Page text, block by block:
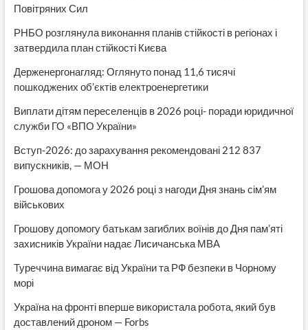
Повітряних Сил
РНБО розглянула виконання планів стійкості в регіонах і
затвердила план стійкості Києва
Держенергонагляд: Оглянуто понад 11,6 тисячі
пошкоджених об’єктів електроенергетики
Виплати дітям переселенців в 2026 році- поради юридичної
служби ГО «ВПО України»
Вступ-2026: до зарахування рекомендовані 212 837
випускників, — МОН
Грошова допомога у 2026 році з нагоди Дня знань сім’ям
військових
Грошову допомогу батькам загиблих воїнів до Дня пам’яті
захисників України надає Лисичанська МВА
Туреччина вимагає від України та РФ безпеки в Чорному
морі
Україна на фронті вперше використала робота, який був
доставлений дроном — Forbs